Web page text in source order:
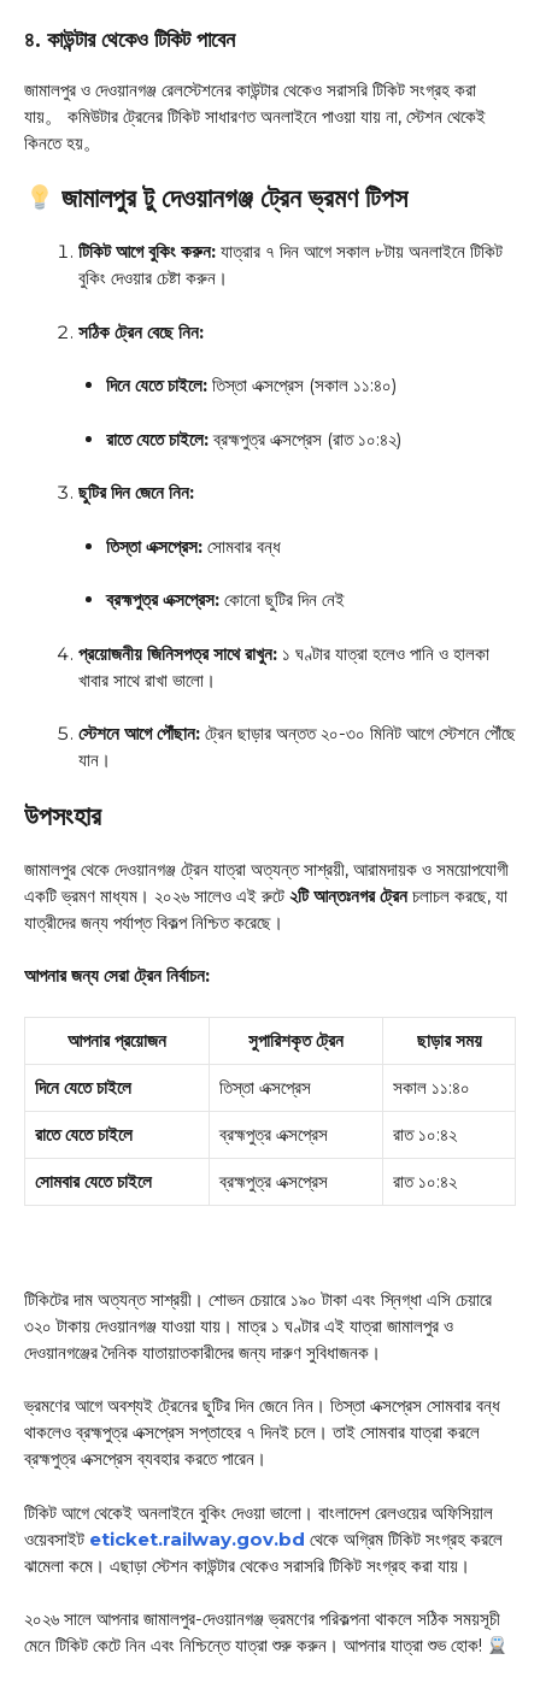
৪. কাউন্টার থেকেও টিকিট পাবেন
জামালপুর ও দেওয়ানগঞ্জ রেলস্টেশনের কাউন্টার থেকেও সরাসরি টিকিট সংগ্রহ করা
যায়。 কমিউটার ট্রেনের টিকিট সাধারণত অনলাইনে পাওয়া যায় না, স্টেশন থেকেই
কিনতে হয়。
জামালপুর টু দেওয়ানগঞ্জ ট্রেন ভ্রমণ টিপস
টিকিট আগে বুকিং করুন: যাত্রার ৭ দিন আগে সকাল ৮টায় অনলাইনে টিকিট
বুকিং দেওয়ার চেষ্টা করুন।
সঠিক ট্রেন বেছে নিন:
দিনে যেতে চাইলে:তিস্তা এক্সপ্রেস (সকাল ১১:৪০)
রাতে যেতে চাইলে:ব্রহ্মপুত্র এক্সপ্রেস (রাত ১০:৪২)
ছুটির দিন জেনে নিন:
তিস্তা এক্সপ্রেস:সোমবার বন্ধ
ব্রহ্মপুত্র এক্সপ্রেস:কোনো ছুটির দিন নেই
প্রয়োজনীয় জিনিসপত্র সাথে রাখুন: ১ ঘণ্টার যাত্রা হলেও পানি ও হালকা
খাবার সাথে রাখা ভালো।
স্টেশনে আগে পৌঁছান: ট্রেন ছাড়ার অন্তত ২০-৩০ মিনিট আগে স্টেশনে পৌঁছে
যান।
উপসংহার
জামালপুর থেকে দেওয়ানগঞ্জ ট্রেন যাত্রা অত্যন্ত সাশ্রয়ী, আরামদায়ক ও সময়োপযোগী
একটি ভ্রমণ মাধ্যম। ২০২৬ সালেও এই রুটে ২টি আন্তঃনগর ট্রেনচলাচল করছে, যা
যাত্রীদের জন্য পর্যাপ্ত বিকল্প নিশ্চিত করেছে।
আপনার জন্য সেরা ট্রেন নির্বাচন:
আপনার প্রয়োজন সুপারিশকৃত ট্রেন ছাড়ার সময়
দিনে যেতে চাইলে তিস্তা এক্সপ্রেস সকাল ১১:৪০
রাতে যেতে চাইলে ব্রহ্মপুত্র এক্সপ্রেস রাত ১০:৪২
সোমবার যেতে চাইলে ব্রহ্মপুত্র এক্সপ্রেস রাত ১০:৪২
টিকিটের দাম অত্যন্ত সাশ্রয়ী। শোভন চেয়ারে ১৯০ টাকা এবং স্নিগ্ধা এসি চেয়ারে
৩২০ টাকায় দেওয়ানগঞ্জ যাওয়া যায়। মাত্র ১ ঘণ্টার এই যাত্রা জামালপুর ও
দেওয়ানগঞ্জের দৈনিক যাতায়াতকারীদের জন্য দারুণ সুবিধাজনক।
ভ্রমণের আগে অবশ্যই ট্রেনের ছুটির দিন জেনে নিন। তিস্তা এক্সপ্রেস সোমবার বন্ধ
থাকলেও ব্রহ্মপুত্র এক্সপ্রেস সপ্তাহের ৭ দিনই চলে । তাই সোমবার যাত্রা করলে
ব্রহ্মপুত্র এক্সপ্রেস ব্যবহার করতে পারেন।
টিকিট আগে থেকেই অনলাইনে বুকিং দেওয়া ভালো। বাংলাদেশ রেলওয়ের অফিসিয়াল
ওয়েবসাইট eticket.railway.gov.bd থেকে অগ্রিম টিকিট সংগ্রহ করলে
ঝামেলা কমে। এছাড়া স্টেশন কাউন্টার থেকেও সরাসরি টিকিট সংগ্রহ করা যায় ।
২০২৬ সালে আপনার জামালপুর-দেওয়ানগঞ্জ ভ্রমণের পরিকল্পনা থাকলে সঠিক সময়সূচী
মেনে টিকিট কেটে নিন এবং নিশ্চিন্তে যাত্রা শুরু করুন। আপনার যাত্রা শুভ হোক!